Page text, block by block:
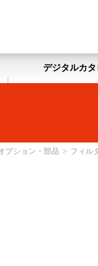
のマックスレイデジタルカタ
プション・部品 > フィル